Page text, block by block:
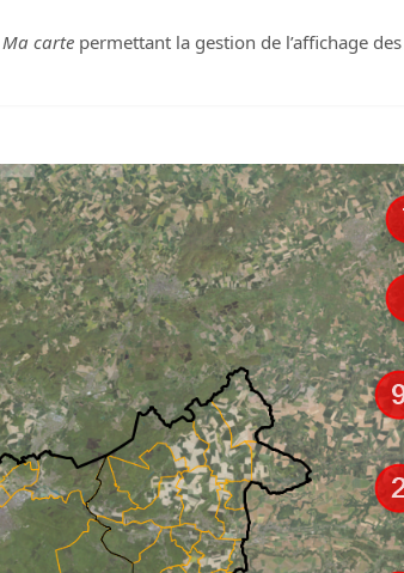
Ma carte permettant la gestion de l’affichage